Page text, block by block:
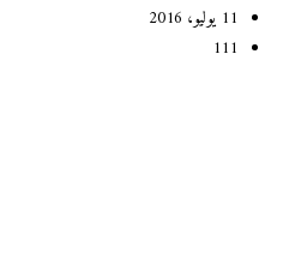
11 يوليو، 2016
111